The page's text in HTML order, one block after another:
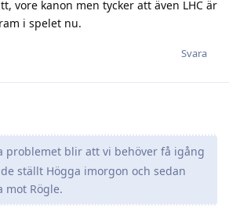
vore kanon men tycker att även LHC är
i spelet nu.
Svara
problemet blir att vi behöver få igång
ställt Högga imorgon och sedan
mot Rögle.